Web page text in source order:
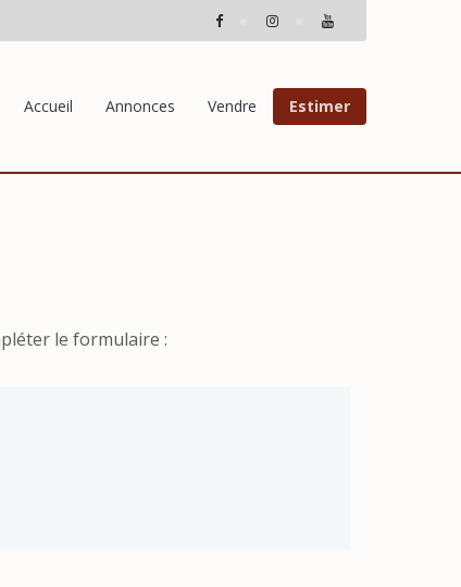
Accueil Annonces Vendre Estimer
le formulaire :